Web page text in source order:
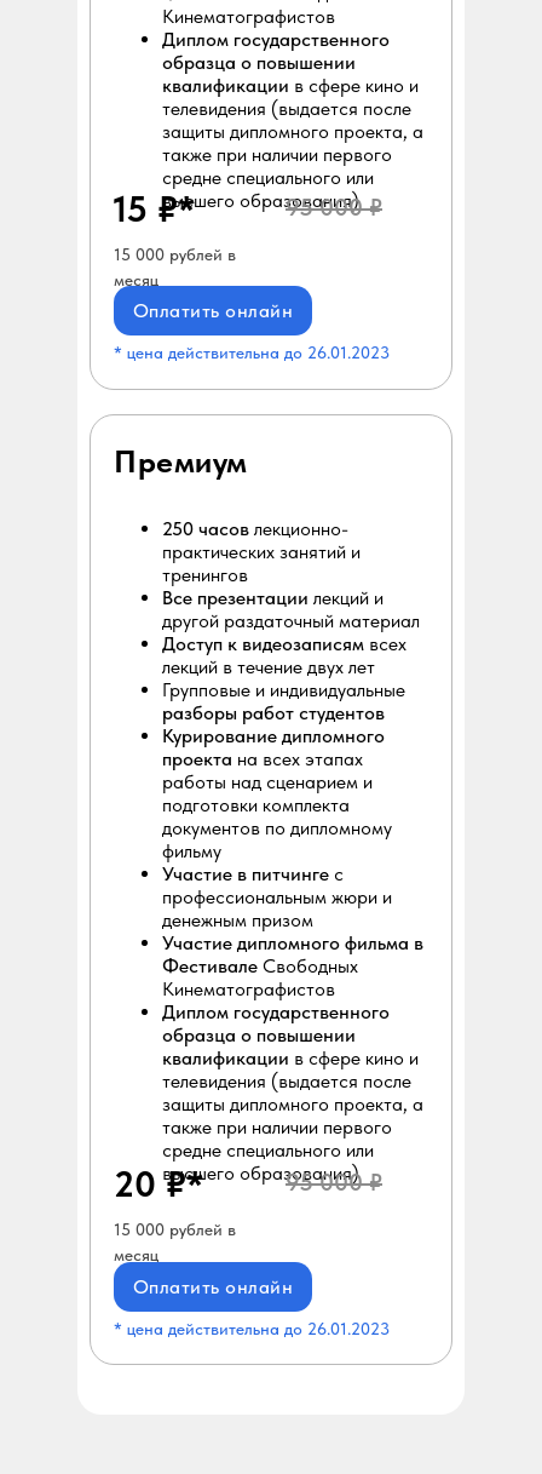
250 часов лекционно-
практических занятий и
тренингов
Все презентации лекций и
другой раздаточный материал
Доступ к видеозаписям всех
лекций в течение двух лет
Групповые и индивидуальные
разборы работ студентов
Курирование дипломного
проекта на всех этапах
работы над сценарием и
подготовки комплекта
документов по дипломному
фильму
Участие в питчинге с
профессиональным жюри и
денежным призом
Участие дипломного фильма в
Фестивале Свободных
Кинематографистов
Диплом государственного
образца о повышении
квалификации в сфере кино и
телевидения (выдается после
защиты дипломного проекта, а
также при наличии первого
средне специального или
высшего образования)
Премиум
15 000 рублей в
месяц
Оплатить онлайн
* цена действительна до 26.01.2023
95 000 ₽
20 ₽*
Кинематографистов
Диплом государственного
образца о повышении
квалификации в сфере кино и
телевидения (выдается после
защиты дипломного проекта, а
также при наличии первого
средне специального или
высшего образования)
15 000 рублей в
месяц
Оплатить онлайн
* цена действительна до 26.01.2023
95 000 ₽
15 ₽*